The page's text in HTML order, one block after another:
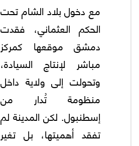
مع دخول بلاد الشام تحت
الحكم العثماني، فقدت
دمشق موقعها كمركز
مباشر لإنتاج السيادة،
وتحولت إلى ولاية داخل
منظومة تُدار من
إسطنبول. لكن المدينة لم
تفقد أهميتها، بل تغير